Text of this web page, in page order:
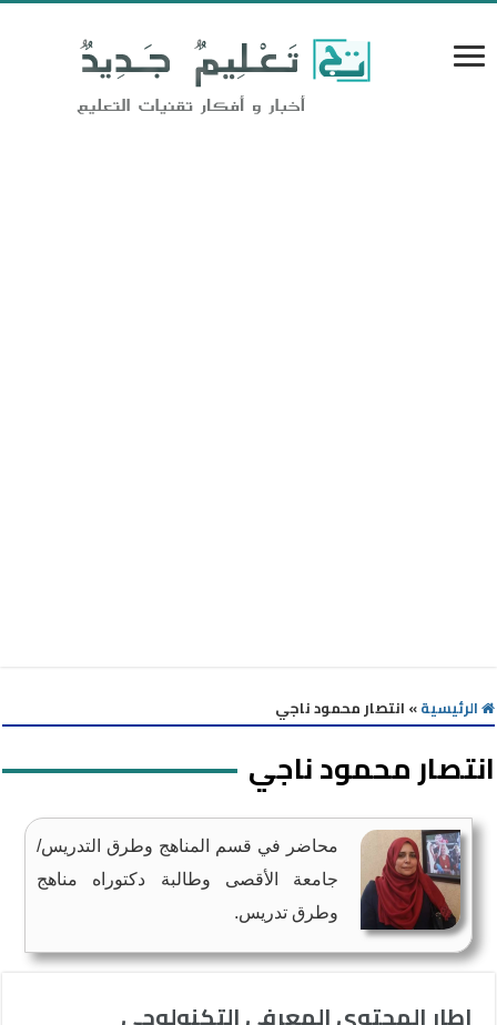
الرئيسية» انتصار محمود ناجي
انتصار محمود ناجي
محاضر في قسم المناهج وطرق التدريس/
جامعة الأقصى وطالبة دكتوراه مناهج
وطرق تدريس.
إطار المحتوى المعرفي التكنولوجي